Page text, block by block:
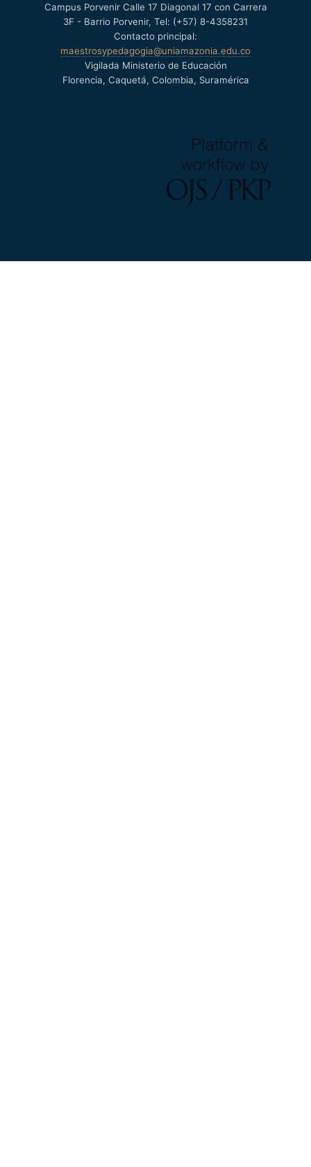
Campus Porvenir Calle 17 Diagonal 17 con Carrera
3F - Barrio Porvenir, Tel: (+57) 8-4358231
Contacto principal:
maestrosypedagogia@uniamazonia.edu.co
Vigilada Ministerio de Educación
Florencia, Caquetá, Colombia, Suramérica